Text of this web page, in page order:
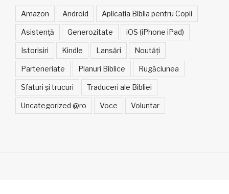
Amazon Android Aplicația Biblia pentru Copii
Asistență Generozitate iOS (iPhone iPad)
Istorisiri Kindle Lansări Noutăți
Parteneriate Planuri Biblice Rugăciunea
Sfaturi și trucuri Traduceri ale Bibliei
Uncategorized @ro Voce Voluntar